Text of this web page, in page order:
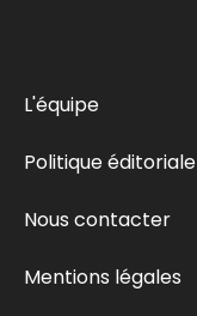
L'équipe
Politique éditoriale
Nous contacter
Mentions légales